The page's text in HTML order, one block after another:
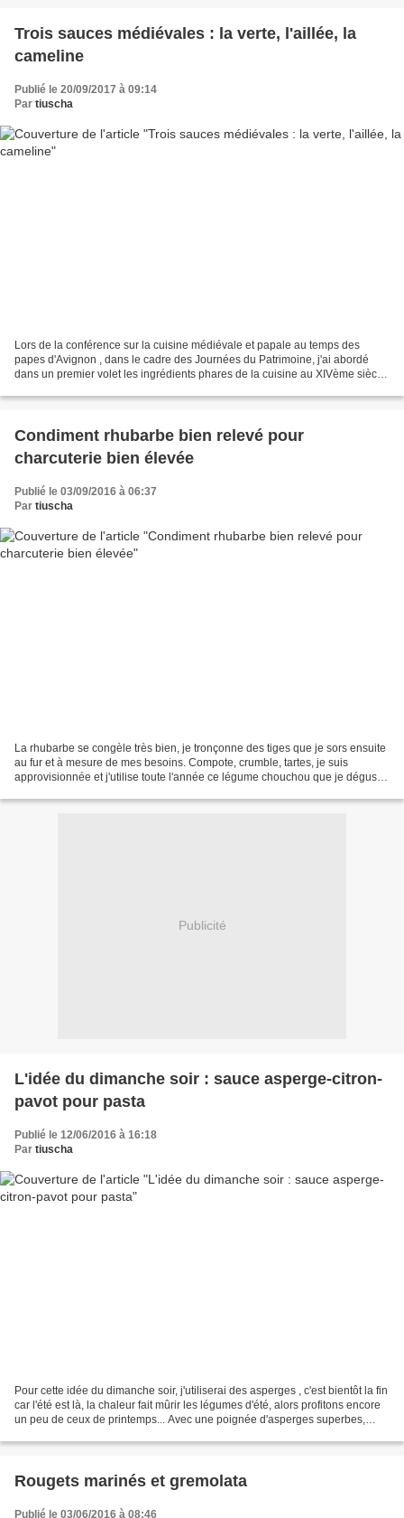
Trois sauces médiévales : la verte, l'aillée, la
cameline
Publié le 20/09/2017 à 09:14
Par tiuscha
Lors de la conférence sur la cuisine médiévale et papale au temps des
papes d'Avignon , dans le cadre des Journées du Patrimoine, j'ai abordé
dans un premier volet les ingrédients phares de la cuisine au XIVème siècle,
Condiment rhubarbe bien relevé pour
charcuterie bien élevée
Publié le 03/09/2016 à 06:37
Par tiuscha
La rhubarbe se congèle très bien, je tronçonne des tiges que je sors ensuite
au fur et à mesure de mes besoins. Compote, crumble, tartes, je suis
approvisionnée et j'utilise toute l'année ce légume chouchou que je déguste
Publicité
L'idée du dimanche soir : sauce asperge-citron-
pavot pour pasta
Publié le 12/06/2016 à 16:18
Par tiuscha
Pour cette idée du dimanche soir, j'utiliserai des asperges , c'est bientôt la fin
car l'été est là, la chaleur fait mûrir les légumes d'été, alors profitons encore
un peu de ceux de printemps... Avec une poignée d'asperges superbes,
Rougets marinés et gremolata
Publié le 03/06/2016 à 08:46